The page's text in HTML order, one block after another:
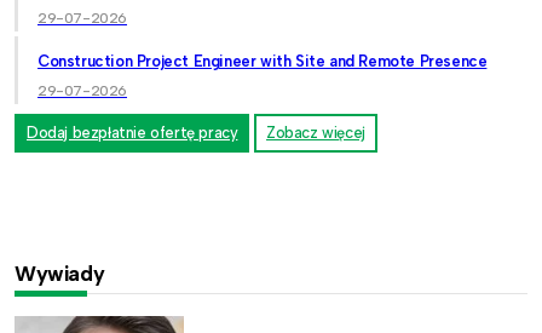
29-07-2026
Construction Project Engineer with Site and Remote Presence
29-07-2026
Dodaj bezpłatnie ofertę pracy Zobacz więcej
Wywiady